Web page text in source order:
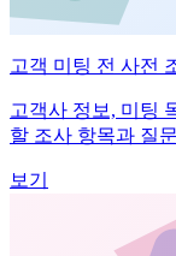
고객 미팅 전 사전
고객사 정보, 미팅
할 조사 항목과 질
보기